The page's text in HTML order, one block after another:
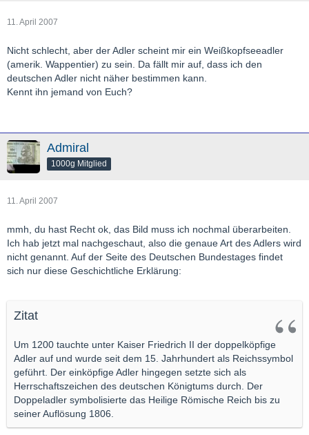
11. April 2007
Nicht schlecht, aber der Adler scheint mir ein Weißkopfseeadler
(amerik. Wappentier) zu sein. Da fällt mir auf, dass ich den
deutschen Adler nicht näher bestimmen kann.
Kennt ihn jemand von Euch?
Admiral
1000g Mitglied
11. April 2007
mmh, du hast Recht ok, das Bild muss ich nochmal überarbeiten.
Ich hab jetzt mal nachgeschaut, also die genaue Art des Adlers wird
nicht genannt. Auf der Seite des Deutschen Bundestages findet
sich nur diese Geschichtliche Erklärung:
Zitat
Um 1200 tauchte unter Kaiser Friedrich II der doppelköpfige
Adler auf und wurde seit dem 15. Jahrhundert als Reichssymbol
geführt. Der einköpfige Adler hingegen setzte sich als
Herrschaftszeichen des deutschen Königtums durch. Der
Doppeladler symbolisierte das Heilige Römische Reich bis zu
seiner Auflösung 1806.